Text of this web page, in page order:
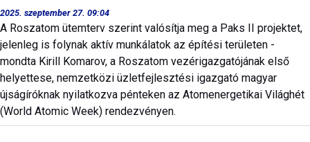
2025. szeptember 27. 09:04
A Roszatom ütemterv szerint valósítja meg a Paks II projektet,
jelenleg is folynak aktív munkálatok az építési területen -
mondta Kirill Komarov, a Roszatom vezérigazgatójának első
helyettese, nemzetközi üzletfejlesztési igazgató magyar
újságíróknak nyilatkozva pénteken az Atomenergetikai Világhét
(World Atomic Week) rendezvényen.